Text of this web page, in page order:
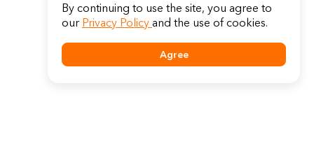
By continuing to use the site, you agree to
our Privacy Policy and the use of cookies.
Agree